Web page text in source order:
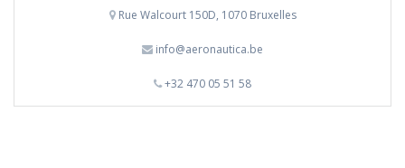
Rue Walcourt 150D, 1070 Bruxelles
info@aeronautica.be
+32 470 05 51 58